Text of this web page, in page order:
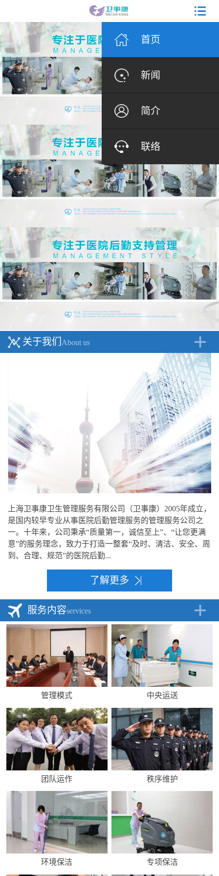
首页
新闻
简介
联络
关于我们 About us
上海卫事康卫生管理服务有限公司（卫事康）2005年成立，
是国内较早专业从事医院后勤管理服务的管理服务公司之
一。十年来，公司秉承“质量第一，诚信至上”、“让您更满
意”的服务理念，致力于打造一整套“及时、清洁、安全、周
到、合理、规范”的医院后勤...
了解更多
服务内容services
管理模式 中央运送
团队运作 秩序维护
环境保洁 专项保洁